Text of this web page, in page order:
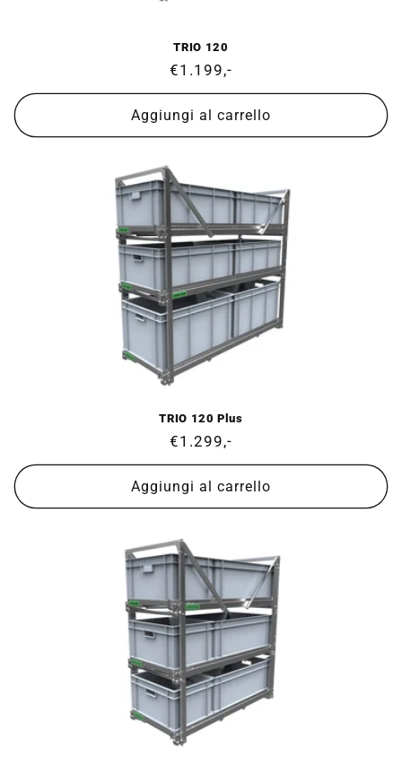
TRIO 120
Prezzo
di
listino
€1.199,-
Aggiungi al carrello
TRIO 120 Plus
Prezzo
di
listino
€1.299,-
Aggiungi al carrello